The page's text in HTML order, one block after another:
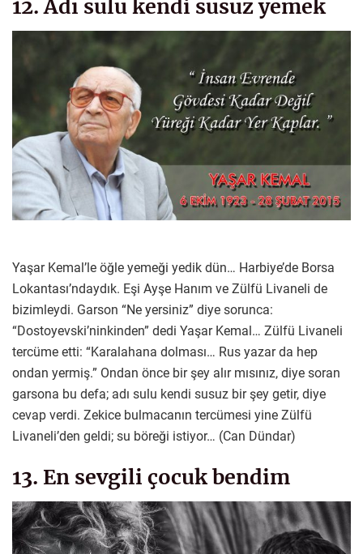
12. Adı sulu kendi susuz yemek
Yaşar Kemal’le öğle yemeği yedik dün… Harbiye’de Borsa
Lokantası’ndaydık. Eşi Ayşe Hanım ve Zülfü Livaneli de
bizimleydi. Garson “Ne yersiniz” diye sorunca:
“Dostoyevski’ninkinden” dedi Yaşar Kemal… Zülfü Livaneli
tercüme etti: “Karalahana dolması… Rus yazar da hep
ondan yermiş.” Ondan önce bir şey alır mısınız, diye soran
garsona bu defa; adı sulu kendi susuz bir şey getir, diye
cevap verdi. Zekice bulmacanın tercümesi yine Zülfü
Livaneli’den geldi; su böreği istiyor… (Can Dündar)
13. En sevgili çocuk bendim